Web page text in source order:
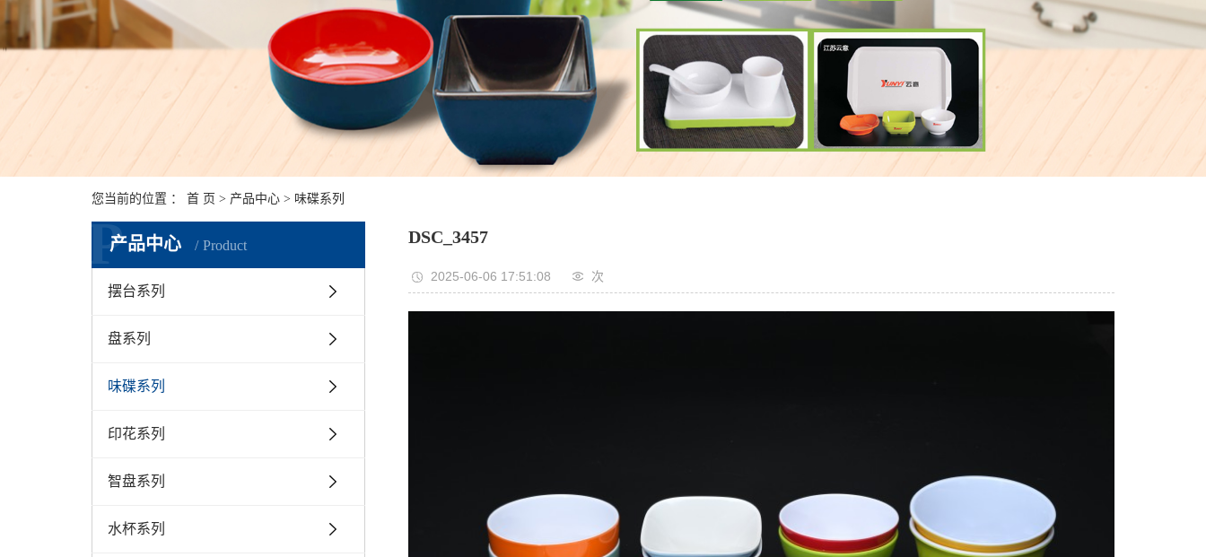
您当前的位置 ： 首 页 > 产品中心 > 味碟系列
产品中心 Product
P
摆台系列
盘系列
味碟系列
印花系列
智盘系列
水杯系列
DSC_3457
2025-06-06 17:51:08 次